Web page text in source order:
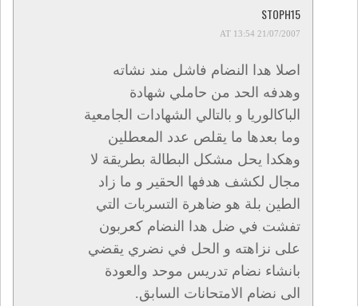
STOPH15
21/07/2007 AT 13:54
اصلا هدا النضام فاشل مند نشاته
وهدفه الحد من حاملي شهادة
الباكالوريا و بالتالي الشهادات الجامعية
وما بعدها ما يقلص عدد المعطلين
وهكدا يحل مشكل البطالة بطريقة لا
مجال لكشف هدفها الحقير و ما زاد
الطين بلة هو ضاهرة التسربات التي
تفشت في ضل هدا النضام كعربون
على نزاهته و الحل في نضري يقضي
بانشاء نضام تدريس موحد والعودة
الى نضام الامتحانات السابق.